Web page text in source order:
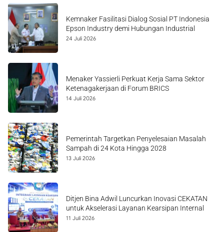
Kemnaker Fasilitasi Dialog Sosial PT Indonesia
Epson Industry demi Hubungan Industrial
24 Juli 2026
Menaker Yassierli Perkuat Kerja Sama Sektor
Ketenagakerjaan di Forum BRICS
14 Juli 2026
Pemerintah Targetkan Penyelesaian Masalah
Sampah di 24 Kota Hingga 2028
13 Juli 2026
Ditjen Bina Adwil Luncurkan Inovasi CEKATAN
untuk Akselerasi Layanan Kearsipan Internal
11 Juli 2026